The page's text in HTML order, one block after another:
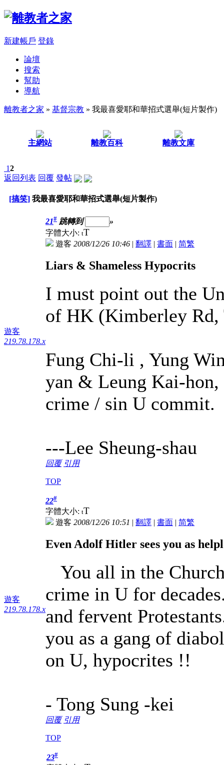
新建帳戶 登錄
論壇
搜索
幫助
導航
離教者之家 » 基督宗教 » 我最喜愛耶和華招式選舉(短片製作)
主網站 離教百科 離教文庫
12
返回列表 回覆 發帖
[搞笑] 我最喜愛耶和華招式選舉(短片製作)
遊客
219.78.178.x
21# 跳轉到
»
字體大小: tT
遊客 2008/12/26 10:46 | 翻譯 | 書面 | 简繁
Liars & Shameless Hypocrits
I must point out the
of HK (Kimberley Rd,
Fung Chi-li , Yung
yan & Leung Kai-
crime / sin U
---Lee Sheung-shau
回覆 引用
TOP
遊客
219.78.178.x
22#
字體大小: tT
遊客 2008/12/26 10:51 | 翻譯 | 書面 | 简繁
Even Adolf Hitler sees you as
You all in the
crime in U for
and fervent
you as a gang of
on U, hypocrites !!
- Tong Sung -kei
回覆 引用
TOP
23#